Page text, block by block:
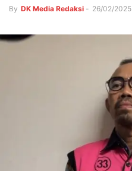
By DK Media Redaksi - 26/02/2025